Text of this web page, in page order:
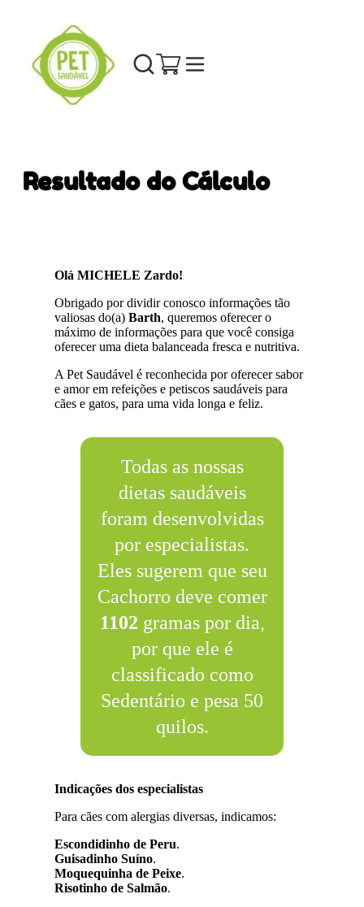
Resultado do Cálculo
Olá MICHELE Zardo!
Obrigado por dividir conosco informações tão
valiosas do(a)Barth, queremos oferecer o
máximo de informações para que você consiga
oferecer uma dieta balanceada fresca e nutritiva.
A Pet Saudável é reconhecida por oferecer sabor
e amor em refeições e petiscos saudáveis para
cães e gatos, para uma vida longa e feliz.
Todas as nossas
dietas saudáveis
foram desenvolvidas
por especialistas.
Eles sugerem que seu
Cachorro deve comer
1102 gramas por dia,
por que ele é
classificado como
Sedentário e pesa 50
quilos.
Indicações dos especialistas
Para cães com alergias diversas, indicamos:
Escondidinho de Peru.
Guisadinho Suíno.
Moquequinha de Peixe.
Risotinho de Salmão.